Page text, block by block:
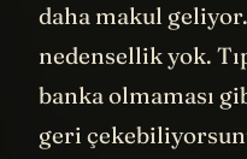
daha makul
nedensellik yok.
banka olmaması
geri